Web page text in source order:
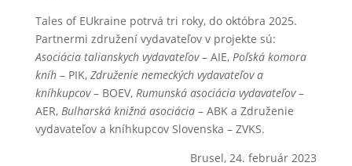
Tales of EUkraine potrvá tri roky, do októbra 2025.
Partnermi združení vydavateľov v projekte sú:
Asociácia talianskych vydavateľov– AIE, Poľská komora
kníh– PIK, Združenie nemeckých vydavateľov a
kníhkupcov– BOEV, Rumunská asociácia vydavateľov–
AER, Bulharská knižná asociácia– ABK a Združenie
vydavateľov a kníhkupcov Slovenska – ZVKS.
Brusel, 24. február 2023